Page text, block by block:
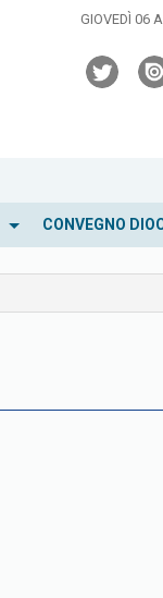
GIOVEDÌ 06
twitter
CONVEGNO